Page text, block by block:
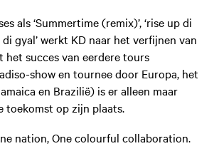
als ‘Summertime (remix)’, ‘rise up di
di gyal’ werkt KD naar het verfijnen van
het succes van eerdere tours
show en tournee door Europa, het
en Brazilië) is er alleen maar
toekomst op zijn plaats.
nation, One colourful collaboration.